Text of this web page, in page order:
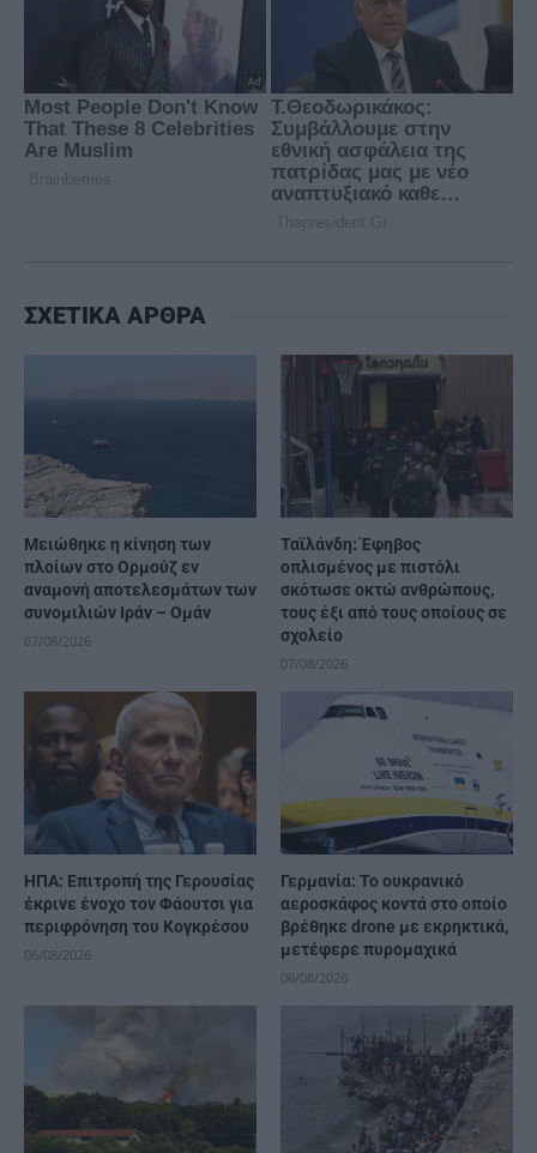
ΣΧΕΤΙΚΑ ΑΡΘΡΑ
Μειώθηκε η κίνηση των
πλοίων στο Ορμούζ εν
αναμονή αποτελεσμάτων των
συνομιλιών Ιράν – Ομάν
07/08/2026
Ταϊλάνδη: Έφηβος
οπλισμένος με πιστόλι
σκότωσε οκτώ ανθρώπους,
τους έξι από τους οποίους σε
σχολείο
07/08/2026
ΗΠΑ: Επιτροπή της Γερουσίας
έκρινε ένοχο τον Φάουτσι για
περιφρόνηση του Κογκρέσου
06/08/2026
Γερμανία: Το ουκρανικό
αεροσκάφος κοντά στο οποίο
βρέθηκε drone με εκρηκτικά,
μετέφερε πυρομαχικά
06/08/2026